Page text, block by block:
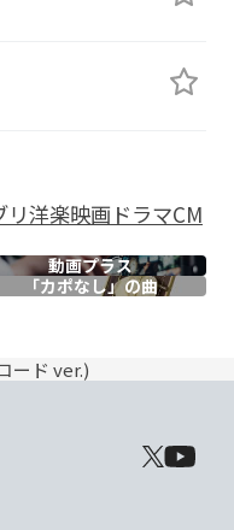
リ洋楽映画ドラマCM
動画プラス
「カポなし」の曲
ード ver.)